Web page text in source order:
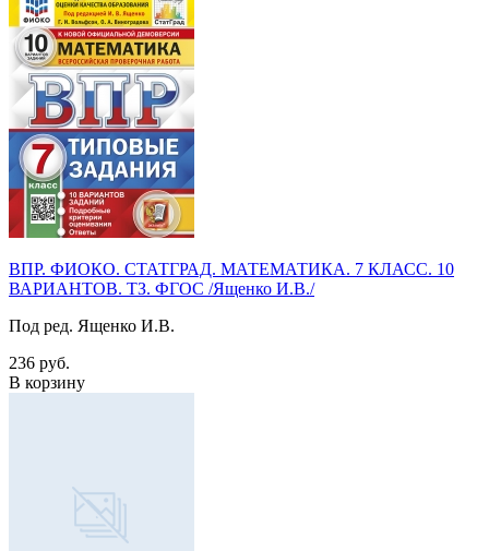
ВПР. ФИОКО. СТАТГРАД. МАТЕМАТИКА. 7 КЛАСС. 10
ВАРИАНТОВ. ТЗ. ФГОС /Ященко И.В./
Под ред. Ященко И.В.
236 руб.
В корзину